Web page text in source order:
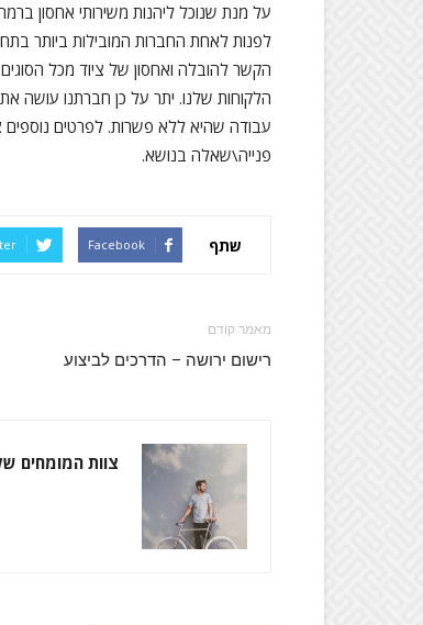
על מנת שנוכל ליהנות משירותי אחסון
לפנות לאחת החברות המובילות ביותר
הקשר להובלה ואחסון של ציוד מכל
הלקוחות שלנו. יתר על כן חברתנו עושה
עבודה שהיא ללא פשרות. לפרטים
פנייה\שאלה בנושא.
שתף Facebook
מאמר קודם
רישום ירושה – הדרכים לביצוע
צוות המומחים